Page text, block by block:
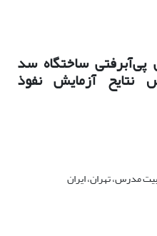
پی‌آبرفتی ساختگاه سد
نتایح آزمایش نفوذ
مدرس، تهران، ایران